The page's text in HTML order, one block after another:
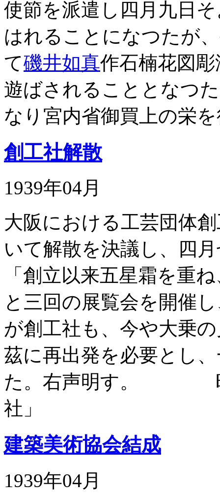
使節を派遣し四月九日
はれることになつたが
て磯井如真作石楠花図
遊ばされることとなつ
なり宮内省御買上の栄
創工社解散
1939年04月
大阪における工芸団体
いて解散を決議し、四
「創立以来五星霜を重
と三回の展覧会を開催
が創工社も、今や大乗
茲に再出発を必要とし
た。右声明す。 昭
社」
建築美術協会結成
1939年04月